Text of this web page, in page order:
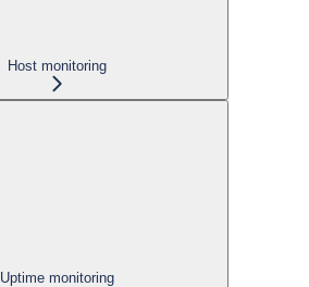
Host monitoring
Uptime monitoring